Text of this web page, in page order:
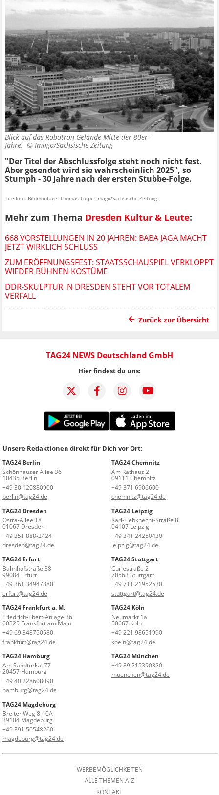
Blick auf das Robotron-Gelände Mitte der 80er-
Jahre. © Imago/Sächsische Zeitung
"Der Titel der Abschlussfolge steht noch nicht fest.
Aber gesendet wird sie wahrscheinlich 2025", so
Stumph - 30 Jahre nach der ersten Stubbe-Folge.
Titelfoto: Bildmontage: Thomas Türpe, Imago/Sächsische Zeitung
Mehr zum Thema Dresden Kultur & Leute:
668 VORSTELLUNGEN IN 20 JAHREN: BABA JAGA MACHT
JETZT WIRKLICH SCHLUSS
ZUM ERÖFFNUNGSFEST: STAATSSCHAUSPIEL VERKLOPPT
WIEDER BÜHNEN-KOSTÜME
DDR-SKULPTUR IN DRESDEN STEHT VOR TOTALEM
VERFALL
Zurück zur Übersicht
TAG24 NEWS Deutschland GmbH
Hier findest du uns:
Unsere Redaktionen direkt für Dich vor Ort:
TAG24 Berlin
Schönhauser Allee 36
10435 Berlin
+49 30 120880900
berlin@tag24.de
TAG24 Chemnitz
Am Rathaus 2
09111 Chemnitz
+49 371 6906600
chemnitz@tag24.de
TAG24 Dresden
Ostra-Allee 18
01067 Dresden
+49 351 888-2424
dresden@tag24.de
TAG24 Leipzig
Karl-Liebknecht-Straße 8
04107 Leipzig
+49 341 24250430
leipzig@tag24.de
TAG24 Erfurt
Bahnhofstraße 38
99084 Erfurt
+49 361 34947880
erfurt@tag24.de
TAG24 Stuttgart
Curiestraße 2
70563 Stuttgart
+49 711 21952530
stuttgart@tag24.de
TAG24 Frankfurt a. M.
Friedrich-Ebert-Anlage 36
60325 Frankfurt am Main
+49 69 348750580
frankfurt@tag24.de
TAG24 Köln
Neumarkt 1a
50667 Köln
+49 221 98651990
koeln@tag24.de
TAG24 Hamburg
Am Sandtorkai 77
20457 Hamburg
+49 40 228608090
hamburg@tag24.de
TAG24 München
+49 89 215390320
muenchen@tag24.de
TAG24 Magdeburg
Breiter Weg 8-10A
39104 Magdeburg
+49 391 50548260
magdeburg@tag24.de
WERBEMÖGLICHKEITEN
ALLE THEMEN A-Z
KONTAKT